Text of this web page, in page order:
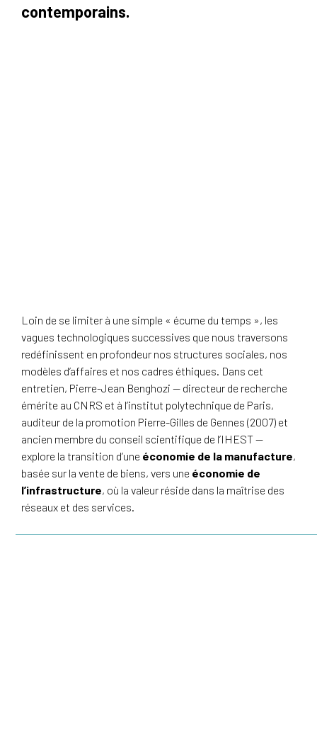
contemporains.
Loin de se limiter à une simple « écume du temps », les
vagues technologiques successives que nous traversons
redéfinissent en profondeur nos structures sociales, nos
modèles d’affaires et nos cadres éthiques . Dans cet
entretien, Pierre-Jean Benghozi — directeur de recherche
émérite au CNRS et à l’institut polytechnique de Paris,
auditeur de la promotion Pierre-Gilles de Gennes (2007) et
ancien membre du conseil scientifique de l’IHEST —
explore la transition d’une économie de la manufacture,
basée sur la vente de biens, vers une économie de
l’infrastructure, où la valeur réside dans la maîtrise des
réseaux et des services